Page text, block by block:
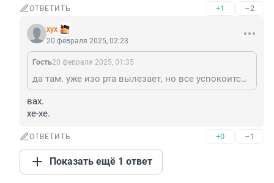
ОТВЕТИТЬ +1 –2
хух
20 февраля 2025, 02:23
Гость20 февраля 2025, 01:35
да там. уже изо рта вылезает, но все успокоится не может
вах.
хе-хе.
ОТВЕТИТЬ +0 –1
Показать ещё 1 ответ